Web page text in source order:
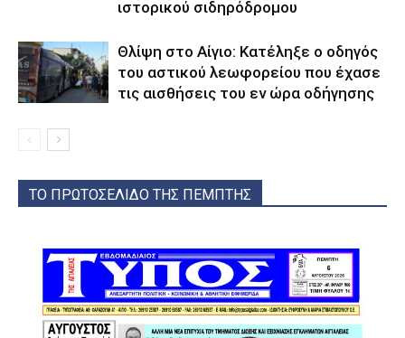
ιστορικού σιδηρόδρομου
Θλίψη στο Αίγιο: Κατέληξε ο οδηγός
του αστικού λεωφορείου που έχασε
τις αισθήσεις του εν ώρα οδήγησης
ΤΟ ΠΡΩΤΟΣΕΛΙΔΟ ΤΗΣ ΠΕΜΠΤΗΣ